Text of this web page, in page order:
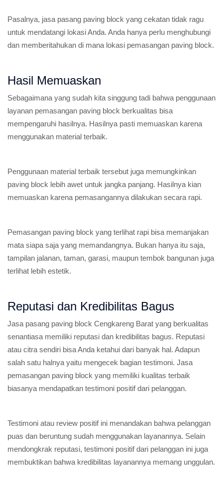
Pasalnya, jasa pasang paving block yang cekatan tidak ragu
untuk mendatangi lokasi Anda. Anda hanya perlu menghubungi
dan memberitahukan di mana lokasi pemasangan paving block.
Hasil Memuaskan
Sebagaimana yang sudah kita singgung tadi bahwa penggunaan
layanan pemasangan paving block berkualitas bisa
mempengaruhi hasilnya. Hasilnya pasti memuaskan karena
menggunakan material terbaik.
Penggunaan material terbaik tersebut juga memungkinkan
paving block lebih awet untuk jangka panjang. Hasilnya kian
memuaskan karena pemasangannya dilakukan secara rapi.
Pemasangan paving block yang terlihat rapi bisa memanjakan
mata siapa saja yang memandangnya. Bukan hanya itu saja,
tampilan jalanan, taman, garasi, maupun tembok bangunan juga
terlihat lebih estetik.
Reputasi dan Kredibilitas Bagus
Jasa pasang paving block Cengkareng Barat yang berkualitas
senantiasa memiliki reputasi dan kredibilitas bagus. Reputasi
atau citra sendiri bisa Anda ketahui dari banyak hal. Adapun
salah satu halnya yaitu mengecek bagian testimoni. Jasa
pemasangan paving block yang memiliki kualitas terbaik
biasanya mendapatkan testimoni positif dari pelanggan.
Testimoni atau review positif ini menandakan bahwa pelanggan
puas dan beruntung sudah menggunakan layanannya. Selain
mendongkrak reputasi, testimoni positif dari pelanggan ini juga
membuktikan bahwa kredibilitas layanannya memang unggulan.